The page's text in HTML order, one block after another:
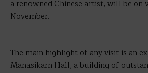
a renowned Chinese artist, will be
November.
The main highlight of any visit is an
Manasikarn Hall, a building of